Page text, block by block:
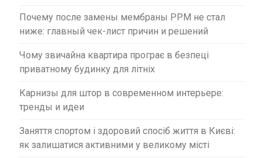
Почему после замены мембраны PPM не стал
ниже: главный чек-лист причин и решений
Чому звичайна квартира програє в безпеці
приватному будинку для літніх
Карнизы для штор в современном интерьере:
тренды и идеи
Заняття спортом і здоровий спосіб життя в Києві:
як залишатися активними у великому місті